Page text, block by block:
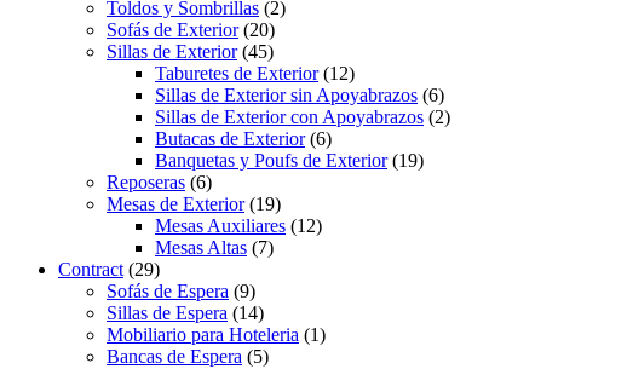
Toldos y Sombrillas (2)
Sofás de Exterior(20)
Sillas de Exterior(45)
Taburetes de Exterior(12)
Sillas de Exterior sin Apoyabrazos (6)
Sillas de Exterior con Apoyabrazos (2)
Butacas de Exterior(6)
Banquetas y Poufs de Exterior(19)
Reposeras (6)
Mesas de Exterior(19)
Mesas Auxiliares (12)
Mesas Altas (7)
Contract (29)
Sofás de Espera (9)
Sillas de Espera (14)
Mobiliario para Hoteleria (1)
Bancas de Espera (5)